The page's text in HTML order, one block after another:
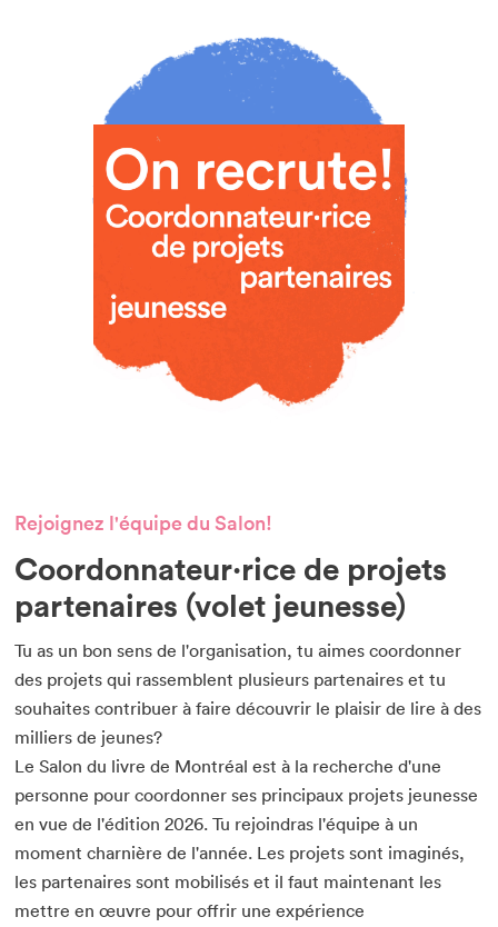
Rejoignez l'équipe du Salon!
Coordonnateur·rice de projets
partenaires (volet jeunesse)
Tu as un bon sens de l'organisation, tu aimes coordonner
des projets qui rassemblent plusieurs partenaires et tu
souhaites contribuer à faire découvrir le plaisir de lire à des
milliers de jeunes?
Le Salon du livre de Montréal est à la recherche d'une
personne pour coordonner ses principaux projets jeunesse
en vue de l'édition 2026. Tu rejoindras l'équipe à un
moment charnière de l'année. Les projets sont imaginés,
les partenaires sont mobilisés et il faut maintenant les
mettre en œuvre pour offrir une expérience